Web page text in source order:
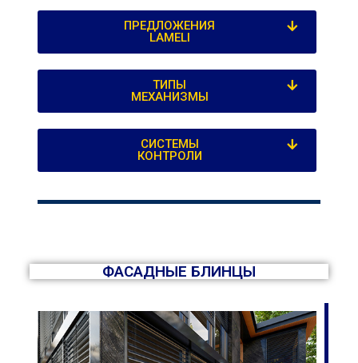
ПРЕДЛОЖЕНИЯ
LAMELI
ТИПЫ
МЕХАНИЗМЫ
СИСТЕМЫ
КОНТРОЛИ
ФАСАДНЫЕ БЛИНЦЫ